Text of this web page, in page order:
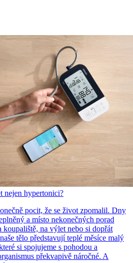
nejen hypertonici?
pocit, že se život zpomalil. Dny
a místo nekonečných porad
koupaliště, na výlet nebo si dopřát
tělo představují teplé měsíce malý
si spojujeme s pohodou a
překvapivě náročné. A